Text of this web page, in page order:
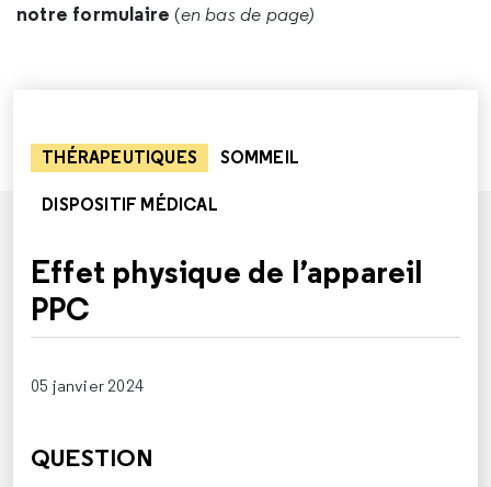
notre formulaire (en bas de page)
THÉRAPEUTIQUES SOMMEIL
DISPOSITIF MÉDICAL
Effet physique de l’appareil
PPC
05 janvier 2024
QUESTION